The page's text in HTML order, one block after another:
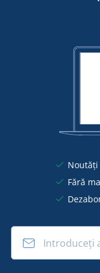
Noutăți
Fără